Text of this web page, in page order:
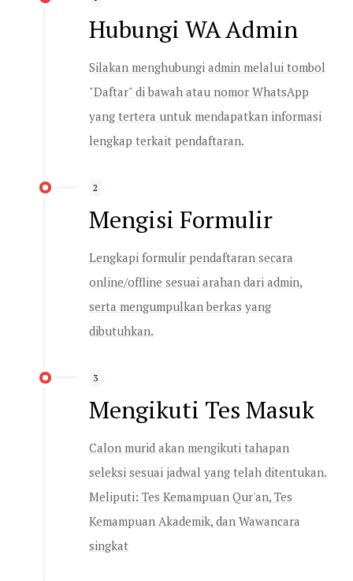
Hubungi WA Admin
Silakan menghubungi admin melalui tombol
"Daftar" di bawah atau nomor WhatsApp
yang tertera untuk mendapatkan informasi
lengkap terkait pendaftaran.
2
Mengisi Formulir
Lengkapi formulir pendaftaran secara
online/offline sesuai arahan dari admin,
serta mengumpulkan berkas yang
dibutuhkan.
3
Mengikuti Tes Masuk
Calon murid akan mengikuti tahapan
seleksi sesuai jadwal yang telah ditentukan.
Meliputi: Tes Kemampuan Qur'an, Tes
Kemampuan Akademik, dan Wawancara
singkat